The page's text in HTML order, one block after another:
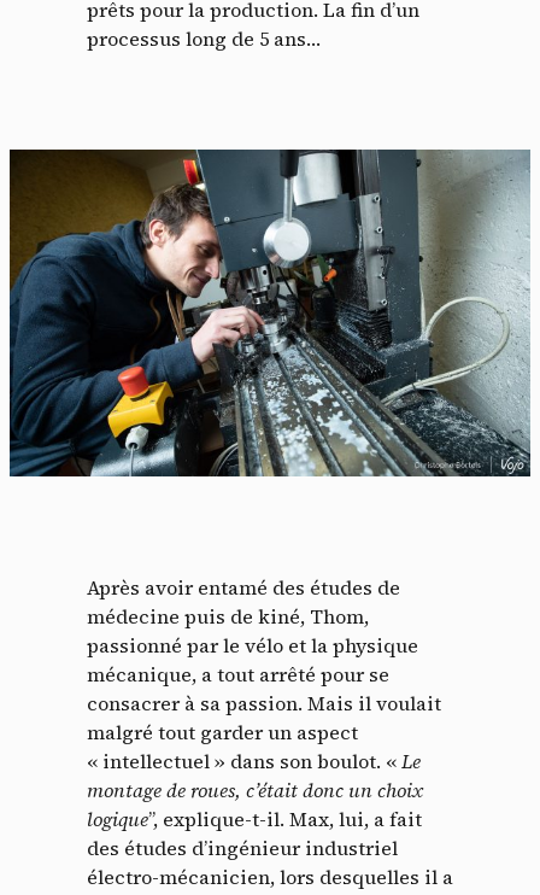
prêts pour la production. La fin d’un
processus long de 5 ans…
Après avoir entamé des études de
médecine puis de kiné, Thom,
passionné par le vélo et la physique
mécanique, a tout arrêté pour se
consacrer à sa passion. Mais il voulait
malgré tout garder un aspect
« intellectuel » dans son boulot. «Le
montage de roues, c’était donc un choix
logique”, explique-t-il. Max, lui, a fait
des études d’ingénieur industriel
électro-mécanicien, lors desquelles il a